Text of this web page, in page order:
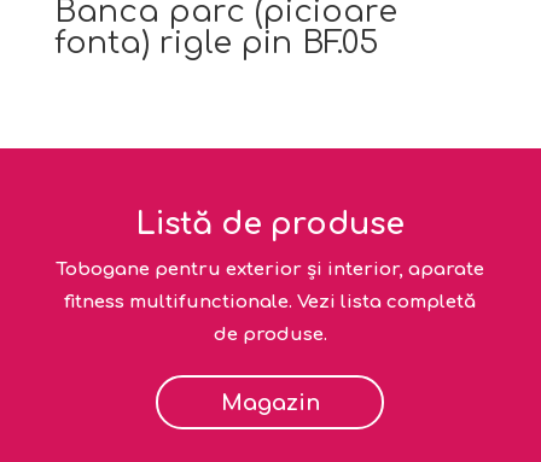
Banca parc (picioare
fonta) rigle pin BF.05
Listă de produse
Tobogane pentru exterior și interior, aparate
fitness multifunctionale. Vezi lista completă
de produse.
Magazin